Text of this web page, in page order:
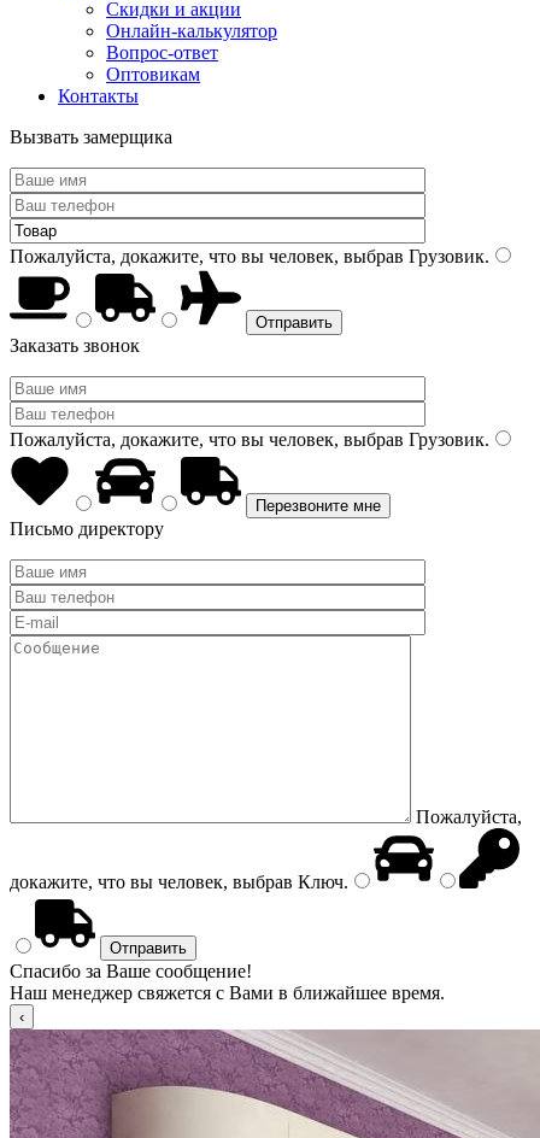
Скидки и акции
Онлайн-калькулятор
Вопрос-ответ
Оптовикам
Контакты
Вызвать замерщика
Пожалуйста, докажите, что вы человек, выбрав Грузовик.
Заказать звонок
Пожалуйста, докажите, что вы человек, выбрав Грузовик.
Письмо директору
Пожалуйста,
докажите, что вы человек, выбрав Ключ.
Спасибо за Ваше сообщение!
Наш менеджер свяжется с Вами в ближайшее время.